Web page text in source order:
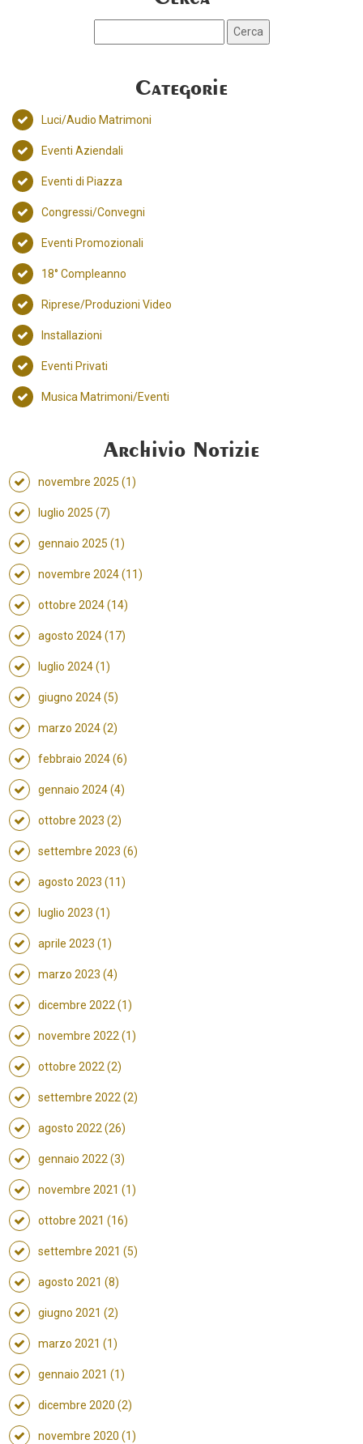
Categorie
Luci/Audio Matrimoni
Eventi Aziendali
Eventi di Piazza
Congressi/Convegni
Eventi Promozionali
18° Compleanno
Riprese/Produzioni Video
Installazioni
Eventi Privati
Musica Matrimoni/Eventi
Archivio Notizie
novembre 2025 (1)
luglio 2025 (7)
gennaio 2025 (1)
novembre 2024 (11)
ottobre 2024 (14)
agosto 2024 (17)
luglio 2024 (1)
giugno 2024 (5)
marzo 2024 (2)
febbraio 2024 (6)
gennaio 2024 (4)
ottobre 2023 (2)
settembre 2023 (6)
agosto 2023 (11)
luglio 2023 (1)
aprile 2023 (1)
marzo 2023 (4)
dicembre 2022 (1)
novembre 2022 (1)
ottobre 2022 (2)
settembre 2022 (2)
agosto 2022 (26)
gennaio 2022 (3)
novembre 2021 (1)
ottobre 2021 (16)
settembre 2021 (5)
agosto 2021 (8)
giugno 2021 (2)
marzo 2021 (1)
gennaio 2021 (1)
dicembre 2020 (2)
novembre 2020 (1)